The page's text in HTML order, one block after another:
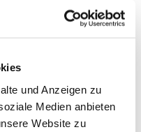
und Anzeigen zu
Medien anbieten
Website zu